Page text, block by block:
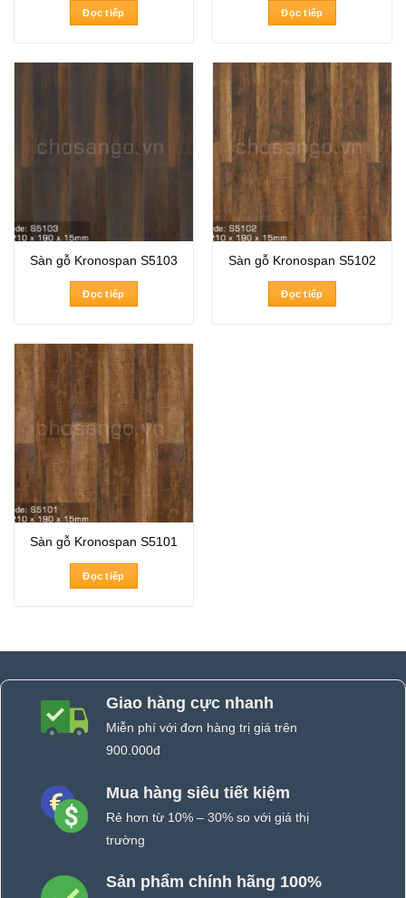
Đọc tiếp Đọc tiếp
Sàn gỗ Kronospan S5103
Đọc tiếp
Sàn gỗ Kronospan S5102
Đọc tiếp
Sàn gỗ Kronospan S5101
Đọc tiếp
Giao hàng cực nhanh
Miễn phí với đơn hàng trị giá trên
900.000đ
Mua hàng siêu tiết kiệm
Rẻ hơn từ 10% – 30% so với giá thị
trường
Sản phẩm chính hãng 100%